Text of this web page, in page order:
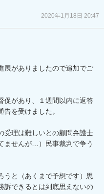
2020年1月18日 20:47
展がありましたので追加でご
促があり、１週間以内に返答
を受けました。
受理は難しいとの顧問弁護士
ませんが…）民事裁判で争う
うと（あくまで予想です）思
訴できるとは到底思えないの